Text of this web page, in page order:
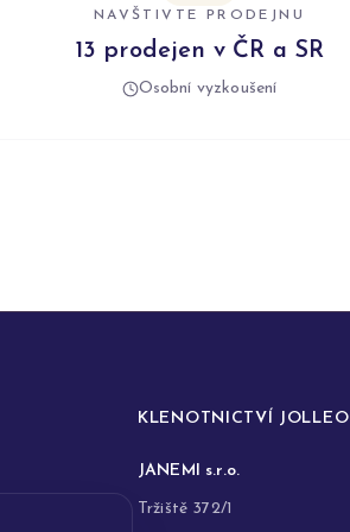
NAVŠTIVTE PRODEJNU
13 prodejen v ČR a SR
Osobní vyzkoušení
KLENOTNICTVÍ JOLLEO
JANEMI s.r.o.
Tržiště 372/1